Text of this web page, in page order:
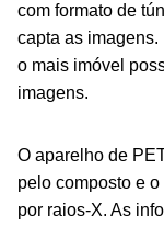
com formato de
capta as
o mais imóvel
imagens.
O aparelho de
pelo composto e
por raios-X. As